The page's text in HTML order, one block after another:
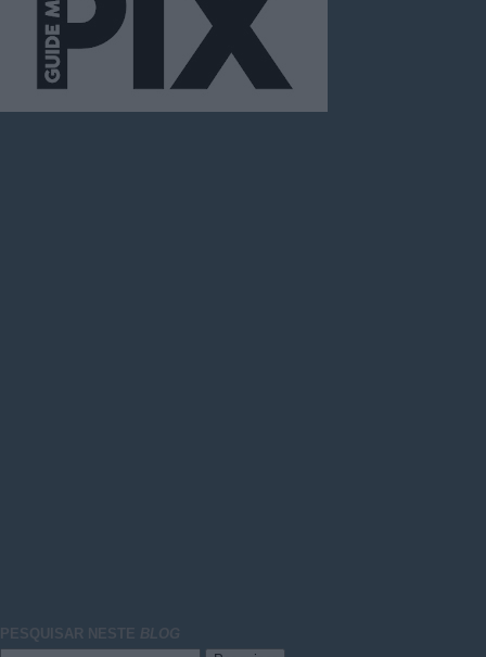
PESQUISAR NESTE BLOG